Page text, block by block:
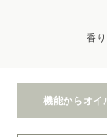
香
機能からオイ